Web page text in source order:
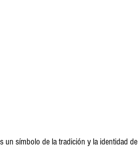
un símbolo de la tradición y la identidad